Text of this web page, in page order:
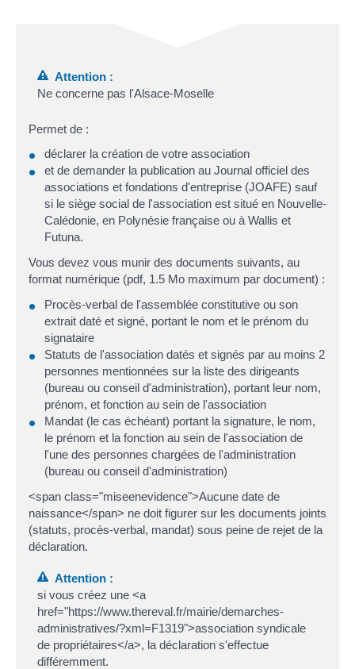
Attention :
Ne concerne pas l'Alsace-Moselle
Permet de :
déclarer la création de votre association
et de demander la publication au Journal officiel des
associations et fondations d'entreprise (JOAFE) sauf
si le siège social de l'association est situé en Nouvelle-
Calédonie, en Polynésie française ou à Wallis et
Futuna.
Vous devez vous munir des documents suivants, au
format numérique (pdf, 1.5 Mo maximum par document) :
Procès-verbal de l'assemblée constitutive ou son
extrait daté et signé, portant le nom et le prénom du
signataire
Statuts de l'association datés et signés par au moins 2
personnes mentionnées sur la liste des dirigeants
(bureau ou conseil d'administration), portant leur nom,
prénom, et fonction au sein de l'association
Mandat (le cas échéant) portant la signature, le nom,
le prénom et la fonction au sein de l'association de
l'une des personnes chargées de l'administration
(bureau ou conseil d'administration)
<span class="miseenevidence">Aucune date de
naissance</span> ne doit figurer sur les documents joints
(statuts, procès-verbal, mandat) sous peine de rejet de la
déclaration.
Attention :
si vous créez une <a
href="https://www.thereval.fr/mairie/demarches-
administratives/?xml=F1319">association syndicale
de propriétaires</a>, la déclaration s'effectue
différemment.